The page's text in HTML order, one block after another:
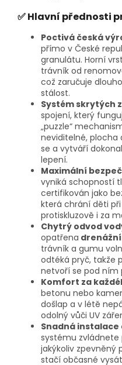
✅ Hlavní přednosti
Poctivá česká
přímo v České
granulátu. Horní
trávník od
což zaručuje
stálost.
Systém skrytých
spojení, který
„puzzle“
neviditelné, plocha
se a vytváří
lepení.
Maximální
vyniká schopností
certifikován jako
která chrání děti
protiskluzově i za
Chytrý odvod
opatřena
trávník a gumu
odtéká pryč, takže
netvoří se pod ním
Komfort za
betonu nebo
došlap a v létě
odolný vůči UV
Snadná instalace
systému zvládnete
jakýkoliv zpevněný
stačí občasné